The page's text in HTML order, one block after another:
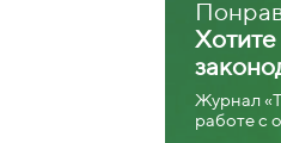
Журнал
работе с